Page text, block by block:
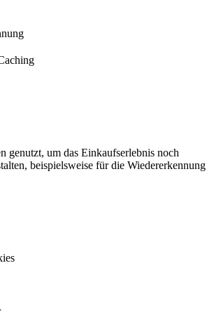
genutzt, um das Einkaufserlebnis noch
beispielsweise für die Wiedererkennung